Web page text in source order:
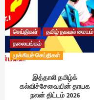
செய்திகள்
தமிழ் தகவல் மையம்
தலையங்கம்
முக்கியச் செய்திகள்
இத்தாலி தமிழ்க்
கல்விச்சேவையின் தாயக
நலன் திட்டம் 2026